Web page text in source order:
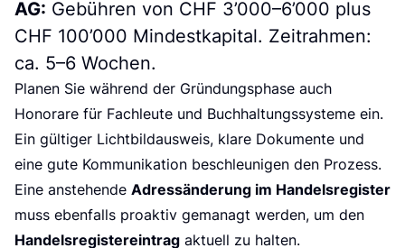
AG: Gebühren von CHF 3’000–6’000 plus
CHF 100’000 Mindestkapital. Zeitrahmen:
ca. 5–6 Wochen.
Planen Sie während der Gründungsphase auch
Honorare für Fachleute und Buchhaltungssysteme ein.
Ein gültiger Lichtbildausweis, klare Dokumente und
eine gute Kommunikation beschleunigen den Prozess.
Eine anstehende Adressänderung im Handelsregister
muss ebenfalls proaktiv gemanagt werden, um den
Handelsregistereintrag aktuell zu halten.